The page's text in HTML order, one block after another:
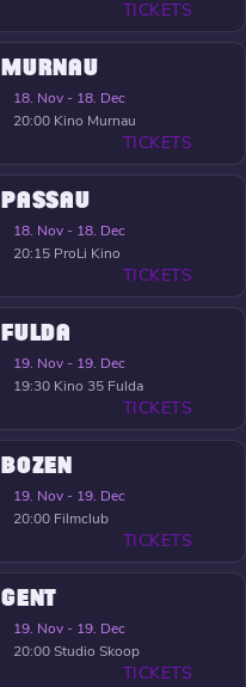
TICKETS
MURNAU
18. Nov - 18. Dec
20:00 Kino Murnau
TICKETS
PASSAU
18. Nov - 18. Dec
20:15 ProLi Kino
TICKETS
FULDA
19. Nov - 19. Dec
19:30 Kino 35 Fulda
TICKETS
BOZEN
19. Nov - 19. Dec
20:00 Filmclub
TICKETS
GENT
19. Nov - 19. Dec
20:00Studio Skoop
TICKETS